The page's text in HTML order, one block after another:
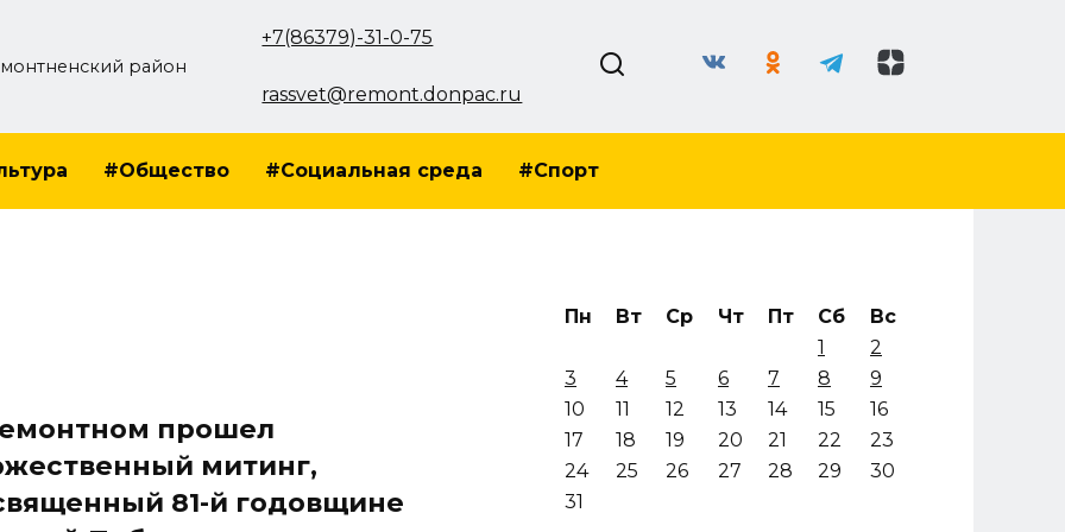
район
+7(86379)-31-0-75
rassvet@remont.donpac.ru
#Общество #Социальная среда #Спорт
прошел
митинг,
81-й годовщине
Пн Вт Ср Чт Пт Сб
Вс
1
2
3
4 5 6 7 8
9
10
11 12 13 14 15
16
17
18 19 20 21 22
23
24
25 26 27 28 29
30
31